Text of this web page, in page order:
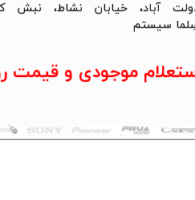
تمام حقوق این سایت متعلق به
سیستم​​​​​​​
موجودی و قیمت